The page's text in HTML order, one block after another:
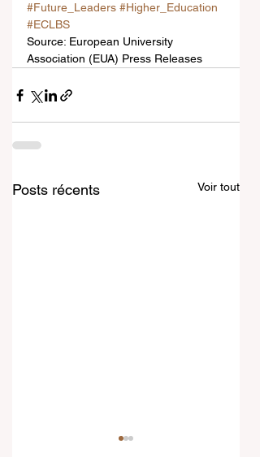
#Future_Leaders #Higher_Education
#ECLBS
Source: European University
Association (EUA) Press Releases
Posts récents Voir tout